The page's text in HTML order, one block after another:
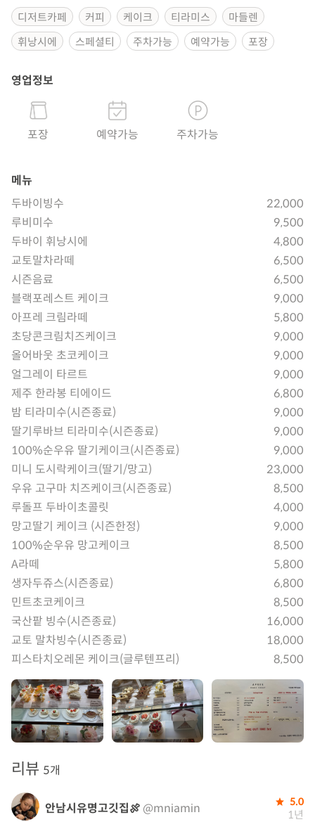
디저트카페 커피 케이크 티라미스
마들렌
휘낭시에
스페셜티 주차가능 예약가능 포장
영업정보
포장 예약가능 주차가능
메뉴
두바이빙수
22,000
루비미수
9,500
두바이 휘낭시에
4,800
교토말차라떼
6,500
시즌음료
6,500
블랙포레스트 케이크
9,000
아프레 크림라떼
5,800
초당콘크림치즈케이크
9,000
올어바웃 초코케이크
9,000
얼그레이 타르트
9,000
제주 한라봉 티에이드
6,800
밤 티라미수(시즌종료)
9,000
딸기루바브 티라미수(시즌종료)
9,000
100%순우유 딸기케이크(시즌종료)
9,000
미니 도시락케이크(딸기/망고)
23,000
우유 고구마 치즈케이크(시즌종료)
8,500
루돌프 두바이초콜릿
4,000
망고딸기 케이크 (시즌한정)
9,000
100%순우유 망고케이크
8,500
A라떼
5,800
생자두쥬스(시즌종료)
6,800
민트초코케이크
8,500
국산팥 빙수(시즌종료)
16,000
교토 말차빙수(시즌종료)
18,000
피스타치오레몬 케이크(글루텐프리)
8,500
리뷰 5개
안남시유명고깃집🍖 @mniamin 5.0
1년